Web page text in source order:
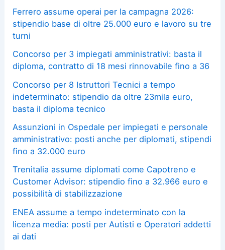
Ferrero assume operai per la campagna 2026:
stipendio base di oltre 25.000 euro e lavoro su tre
turni
Concorso per 3 impiegati amministrativi: basta il
diploma, contratto di 18 mesi rinnovabile fino a 36
Concorso per 8 Istruttori Tecnici a tempo
indeterminato: stipendio da oltre 23mila euro,
basta il diploma tecnico
Assunzioni in Ospedale per impiegati e personale
amministrativo: posti anche per diplomati, stipendi
fino a 32.000 euro
Trenitalia assume diplomati come Capotreno e
Customer Advisor: stipendio fino a 32.966 euro e
possibilità di stabilizzazione
ENEA assume a tempo indeterminato con la
licenza media: posti per Autisti e Operatori addetti
ai dati